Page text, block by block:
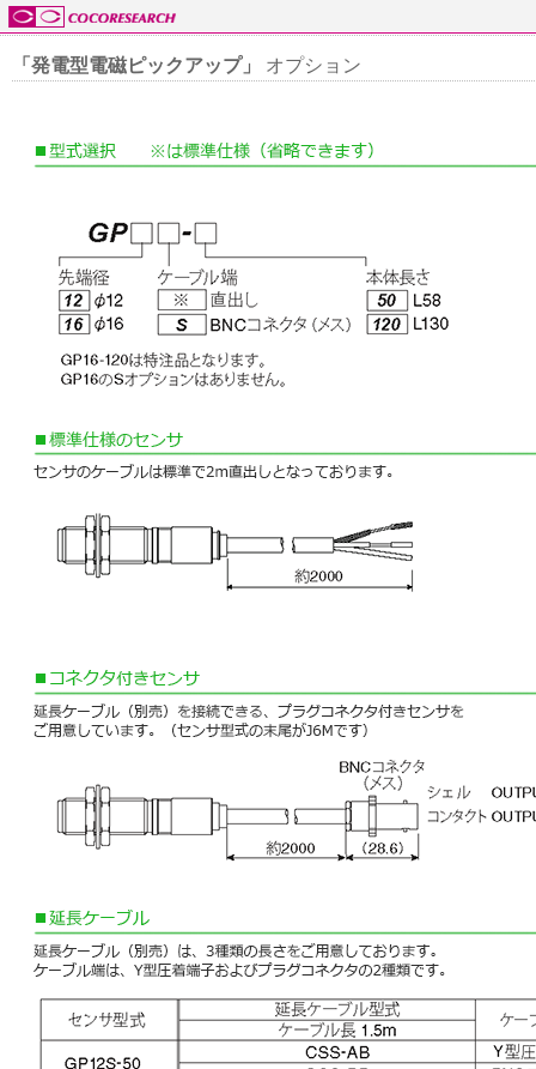
「発電型電磁ピックアップ」 オプション